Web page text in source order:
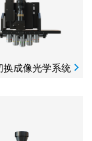
换成像光学系统